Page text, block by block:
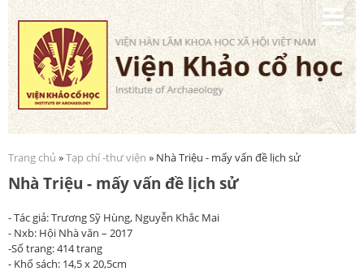
Nhảy
đến
nội
dung
Bạn đang ở đây
Trang chủ »Tạp chí -thư viện » Nhà Triệu - mấy vấn đề lịch sử
Nhà Triệu - mấy vấn đề lịch sử
- Tác giả: Trương Sỹ Hùng, Nguyễn Khắc Mai
- Nxb: Hội Nhà văn – 2017
-Số trang: 414 trang
- Khổ sách: 14,5 x 20,5cm